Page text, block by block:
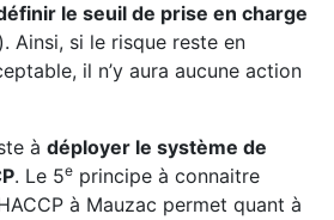
le seuil de prise en charge
Ainsi, si le risque reste en
il n’y aura aucune action
à déployer le système de
. Le 5e principe à connaitre
à Mauzac permet quant à